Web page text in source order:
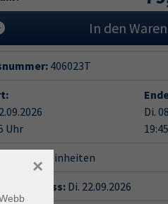
In den
406023T
Uhr
Di.
Di. 22.09.2026
×